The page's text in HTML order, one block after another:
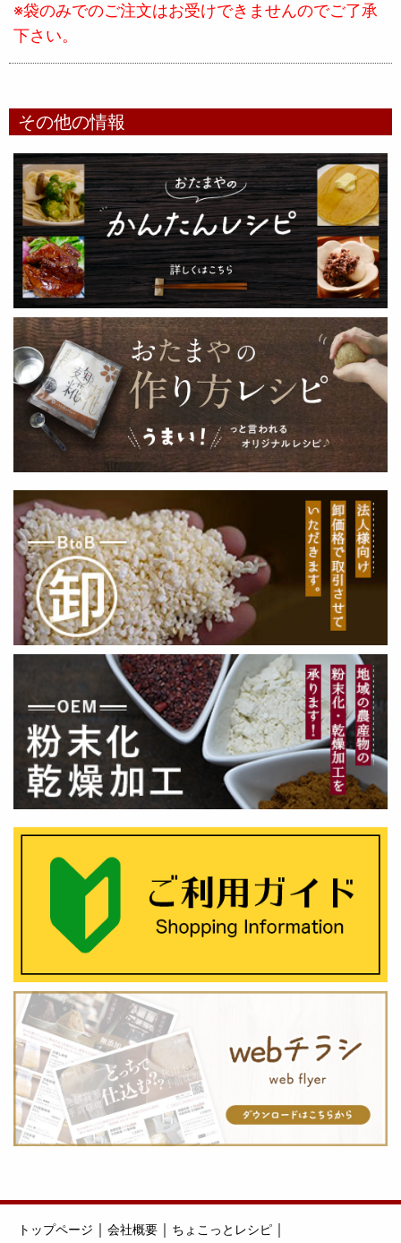
※袋のみでのご注文はお受けできませんのでご了承
下さい。
その他の情報
トップページ ｜ 会社概要 ｜ ちょこっとレシピ ｜